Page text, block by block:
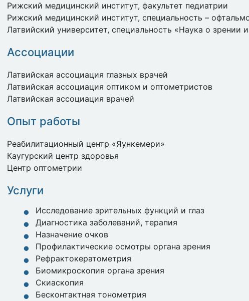
Рижский медицинский институт, факультет педиатрии
Рижский медицинский институт, специальность –
Латвийский университет, специальность «Наука о зрении
Ассоциации
Латвийская ассоциация глазных врачей
Латвийская ассоциация оптиком и оптометристов
Латвийская ассоциация врачей
Опыт работы
Реабилитационный центр «Яункемери»
Каугурский центр здоровья
Центр оптометрии
Услуги
Исследование зрительных функций и глаз
Диагностика заболеваний, терапия
Назначение очков
Профилактические осмотры органа зрения
Рефрактокератометрия
Биомикроскопия органа зрения
Скиаскопия
Бесконтактная тонометрия